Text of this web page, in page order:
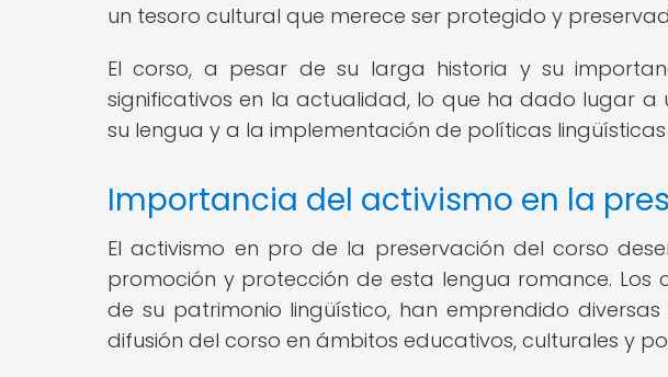
un tesoro cultural que merece ser protegido y
El corso, a pesar de su larga historia y su
significativos en la actualidad, lo que ha dado lugar a
su lengua y a la implementación de políticas
Importancia del activismo en la
El activismo en pro de la preservación del corso
promoción y protección de esta lengua romance. Los
de su patrimonio lingüístico, han emprendido
difusión del corso en ámbitos educativos, culturales y